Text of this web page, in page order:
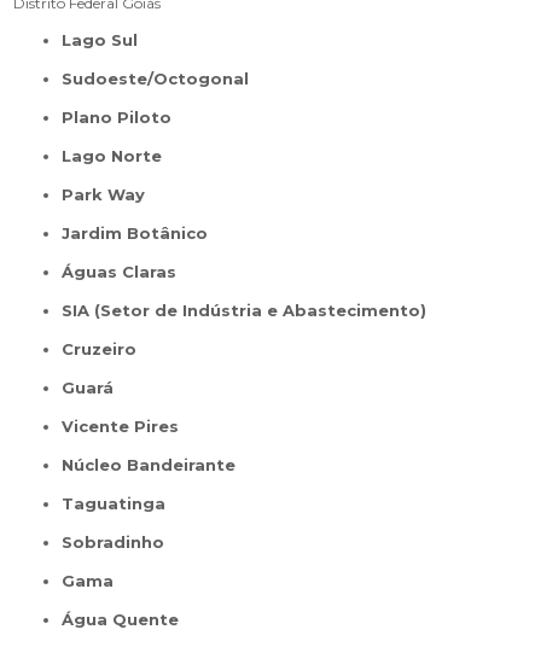
Lago Sul
Sudoeste/Octogonal
Plano Piloto
Lago Norte
Park Way
Jardim Botânico
Águas Claras
SIA (Setor de Indústria e Abastecimento)
Cruzeiro
Guará
Vicente Pires
Núcleo Bandeirante
Taguatinga
Sobradinho
Gama
Água Quente